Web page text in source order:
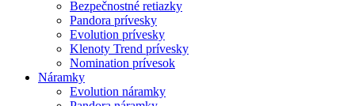
Bezpečnostné retiazky
Pandora prívesky
Evolution prívesky
Klenoty Trend prívesky
Nomination prívesok
Náramky
Evolution náramky